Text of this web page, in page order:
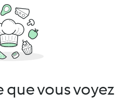
que vous voyez